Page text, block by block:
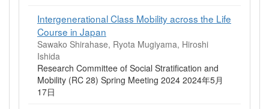
Intergenerational Class Mobility across the Life
Course in Japan
Sawako Shirahase, Ryota Mugiyama, Hiroshi
Ishida
Research Committee of Social Stratification and
Mobility (RC 28) Spring Meeting 2024 2024年5月
17日